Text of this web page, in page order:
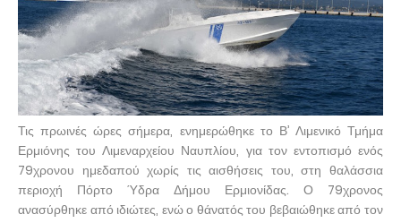
Τις πρωινές ώρες σήμερα, ενημερώθηκε το Β’ Λιμενικό Τμήμα
Ερμιόνης του Λιμεναρχείου Ναυπλίου, για τον εντοπισμό ενός
79χρονου ημεδαπού χωρίς τις αισθήσεις του, στη θαλάσσια
περιοχή Πόρτο Ύδρα Δήμου Ερμιονίδας. Ο 79χρονος
ανασύρθηκε από ιδιώτες, ενώ ο θάνατός του βεβαιώθηκε από τον